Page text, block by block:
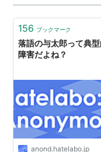
を持ったところで
「勉強不足」の太
156 ブックマーク
落語の与太郎って典
障害だよね？
anond.hatelabo.jp